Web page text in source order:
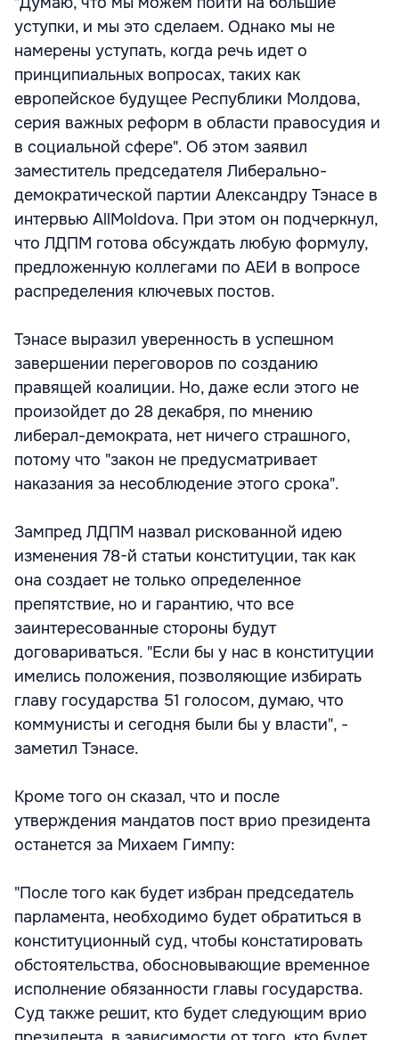
уступки, и мы это сделаем. Однако мы не
намерены уступать, когда речь идет о
принципиальных вопросах, таких как
европейское будущее Республики Молдова,
серия важных реформ в области правосудия и
в социальной сфере". Об этом заявил
заместитель председателя Либерально-
демократической партии Александру Тэнасе в
интервью AllMoldova. При этом он подчеркнул,
что ЛДПМ готова обсуждать любую формулу,
предложенную коллегами по АЕИ в вопросе
распределения ключевых постов.
Тэнасе выразил уверенность в успешном
завершении переговоров по созданию
правящей коалиции. Но, даже если этого не
произойдет до 28 декабря, по мнению
либерал-демократа, нет ничего страшного,
потому что "закон не предусматривает
наказания за несоблюдение этого срока".
Зампред ЛДПМ назвал рискованной идею
изменения 78-й статьи конституции, так как
она создает не только определенное
препятствие, но и гарантию, что все
заинтересованные стороны будут
договариваться. "Если бы у нас в конституции
имелись положения, позволяющие избирать
главу государства 51 голосом, думаю, что
коммунисты и сегодня были бы у власти", -
заметил Тэнасе.
Кроме того он сказал, что и после
утверждения мандатов пост врио президента
останется за Михаем Гимпу:
"После того как будет избран председатель
парламента, необходимо будет обратиться в
конституционный суд, чтобы констатировать
обстоятельства, обосновывающие временное
исполнение обязанности главы государства.
Суд также решит, кто будет следующим врио